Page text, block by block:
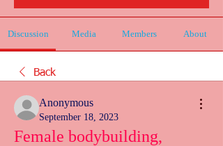
Discussion Media Members About
Back
Anonymous
September 18, 2023
Female bodybuilding,